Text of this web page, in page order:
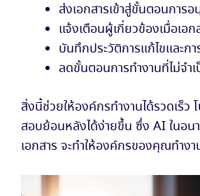
ส่งเอกสารเข้าสู่ขั้นตอนการ
แจ้งเตือนผู้เกี่ยวข้องเมื่อเอ
บันทึกประวัติการแก้ไขและกา
ลดขั้นตอนการทำงานที่ไม่จำ
สิ่งนี้ช่วยให้องค์กรทำงานได้รวดเร็ว
สอบย้อนหลังได้ง่ายขึ้น ซึ่ง AI ในอ
เอกสาร จะทำให้องค์กรของคุณทำง